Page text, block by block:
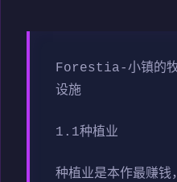
Forestia-小镇的牧
设施
1.1种植业
种植业是本作最赚钱